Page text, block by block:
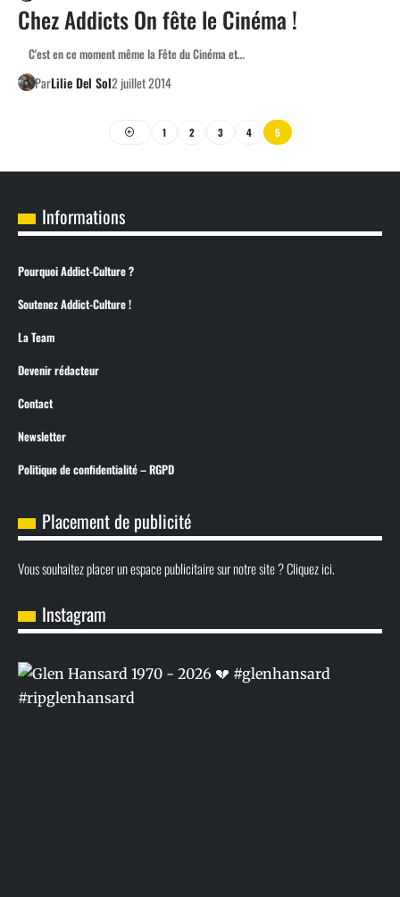
Chez Addicts On fête le Cinéma !
C'est en ce moment même la Fête du Cinéma et…
ParLilie Del Sol2 juillet 2014
1 2 3 4 5
Informations
Pourquoi Addict-Culture ?
Soutenez Addict-Culture !
La Team
Devenir rédacteur
Contact
Newsletter
Politique de confidentialité – RGPD
Placement de publicité
Vous souhaitez placer un espace publicitaire sur notre site ? Cliquez ici.
Instagram